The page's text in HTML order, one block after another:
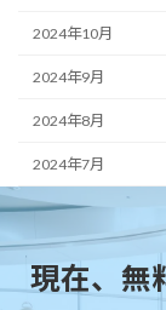
2024年10月
2024年9月
2024年8月
2024年7月
現在、無